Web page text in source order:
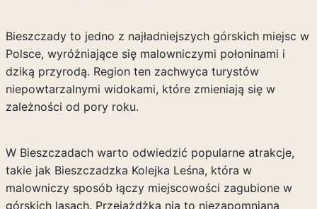
Bieszczady to jedno z najładniejszych górskich miejsc w
Polsce, wyróżniające się malowniczymi połoninami i
dziką przyrodą. Region ten zachwyca turystów
niepowtarzalnymi widokami, które zmieniają się w
zależności od pory roku.
W Bieszczadach warto odwiedzić popularne atrakcje,
takie jak Bieszczadzka Kolejka Leśna, która w
malowniczy sposób łączy miejscowości zagubione w
górskich lasach. Przejażdżka nią to niezapomniana